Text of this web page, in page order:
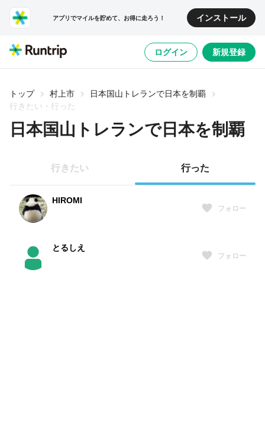
アプリでマイルを貯めて、お得に走ろう！ インストール
ログイン 新規登録
トップ 村上市
日本国山トレランで日本を制覇
行きたい・行った
日本国山トレランで日本を制覇
行きたい 行った
HIROMI
フォロー
とるしえ
フォロー